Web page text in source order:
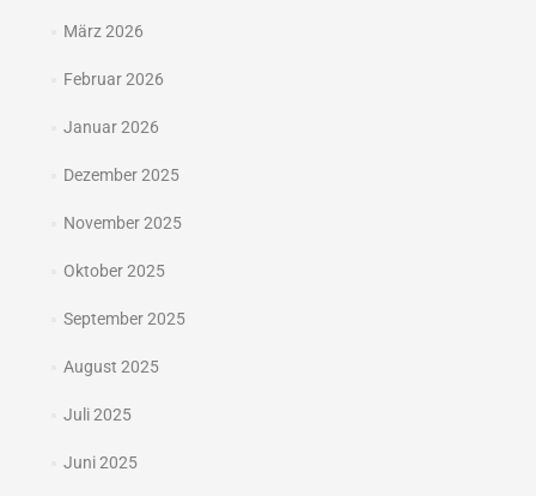
März 2026
Februar 2026
Januar 2026
Dezember 2025
November 2025
Oktober 2025
September 2025
August 2025
Juli 2025
Juni 2025